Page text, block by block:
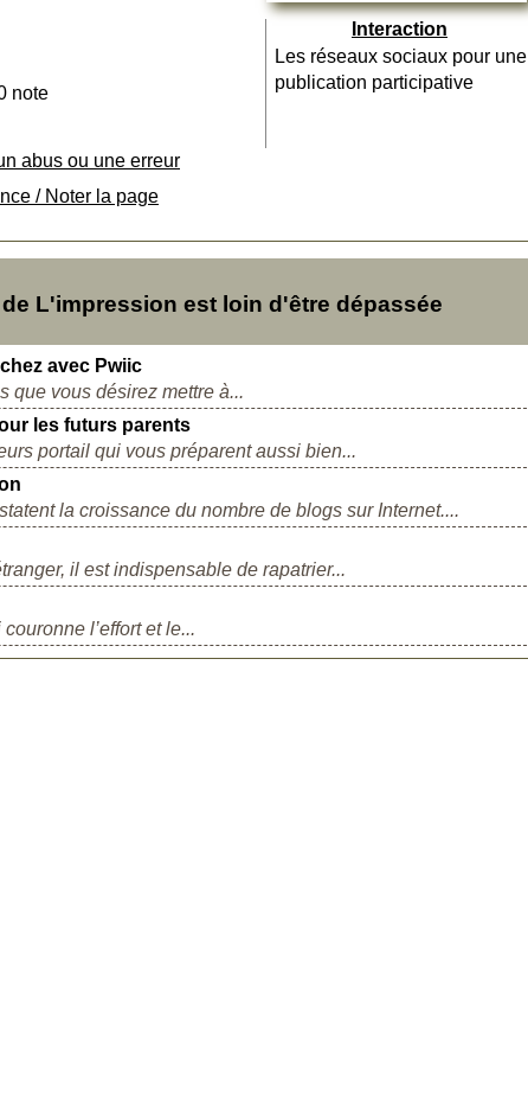
note
abus ou une erreur
/ Noter la page
Interaction
Les réseaux sociaux pour une
publication participative
L'impression est loin d'être dépassée
avec Pwiic
que vous désirez mettre à...
les futurs parents
portail qui vous préparent aussi bien...
la croissance du nombre de blogs sur Internet....
il est indispensable de rapatrier...
l’effort et le...